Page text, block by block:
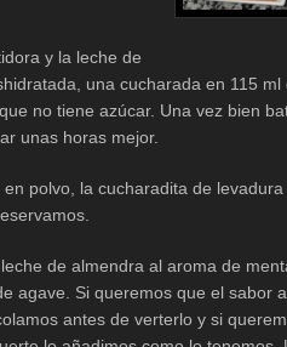
y la leche de
una cucharada en 115 ml
no tiene azúcar. Una vez bien
unas horas mejor.
polvo, la cucharadita de
de almendra al aroma de
agave. Si queremos que el sabor a
antes de verterlo y si